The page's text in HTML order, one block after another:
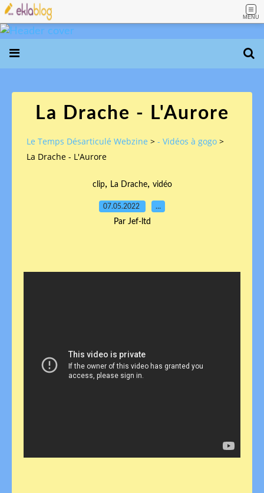
MENU
La Drache - L'Aurore
Le Temps Désarticulé Webzine > - Vidéos à gogo >
La Drache - L'Aurore
clip, La Drache, vidéo
07.05.2022 …
Par Jef-ltd